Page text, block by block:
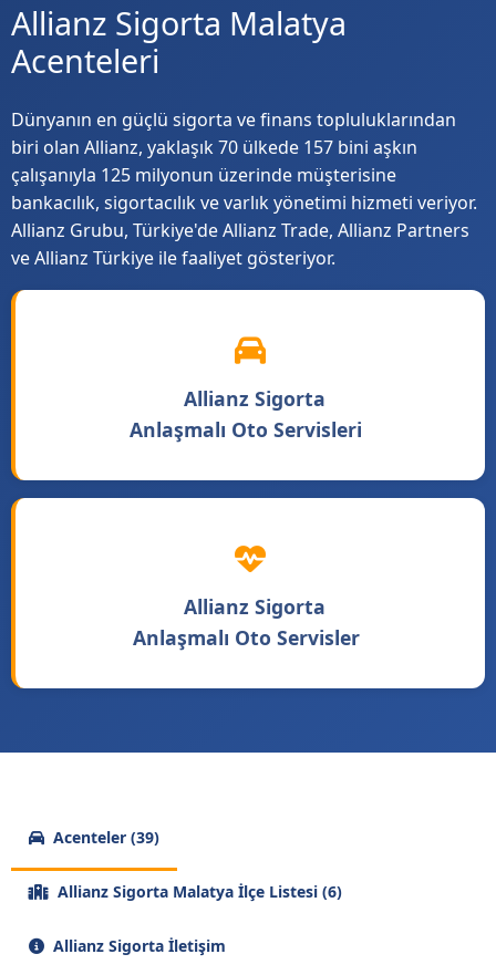
Allianz Sigorta Malatya
Acenteleri
Dünyanın en güçlü sigorta ve finans topluluklarından
biri olan Allianz, yaklaşık 70 ülkede 157 bini aşkın
çalışanıyla 125 milyonun üzerinde müşterisine
bankacılık, sigortacılık ve varlık yönetimi hizmeti veriyor.
Allianz Grubu, Türkiye'de Allianz Trade, Allianz Partners
ve Allianz Türkiye ile faaliyet gösteriyor.
Allianz Sigorta
Anlaşmalı Oto Servisleri
Allianz Sigorta
Anlaşmalı Oto Servisler
Acenteler (39)
Allianz Sigorta Malatya İlçe Listesi (6)
Allianz Sigorta İletişim